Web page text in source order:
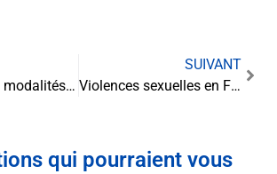
Les nouvelles modalités du consentement des salariés pour la déduction forfaitaire des frais professionnels
SUIVANT
Violences sexuelles en France : derrière les statistiques, quelle réalité judiciaire ?
qui pourraient vous